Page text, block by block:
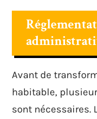
Avant de
habitable,
sont nécessaires.